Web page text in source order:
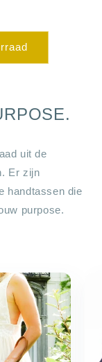
uit de
Er zijn
handtassen die
purpose.